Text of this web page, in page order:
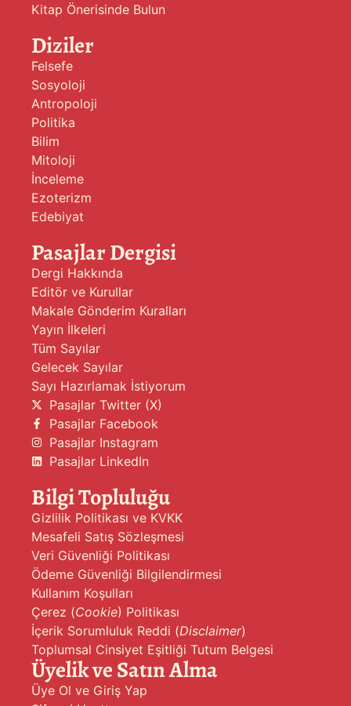
Kitap Önerisinde Bulun
Diziler
Felsefe
Sosyoloji
Antropoloji
Politika
Bilim
Mitoloji
İnceleme
Ezoterizm
Edebiyat
Pasajlar Dergisi
Dergi Hakkında
Editör ve Kurullar
Makale Gönderim Kuralları
Yayın İlkeleri
Tüm Sayılar
Gelecek Sayılar
Sayı Hazırlamak İstiyorum
Pasajlar Twitter (X)
Pasajlar Facebook
Pasajlar Instagram
Pasajlar LinkedIn
Bilgi Topluluğu
Gizlilik Politikası ve KVKK
Mesafeli Satış Sözleşmesi
Veri Güvenliği Politikası
Ödeme Güvenliği Bilgilendirmesi
Kullanım Koşulları
Çerez (Cookie) Politikası
İçerik Sorumluluk Reddi (Disclaimer)
Toplumsal Cinsiyet Eşitliği Tutum Belgesi
Üyelik ve Satın Alma
Üye Ol ve Giriş Yap